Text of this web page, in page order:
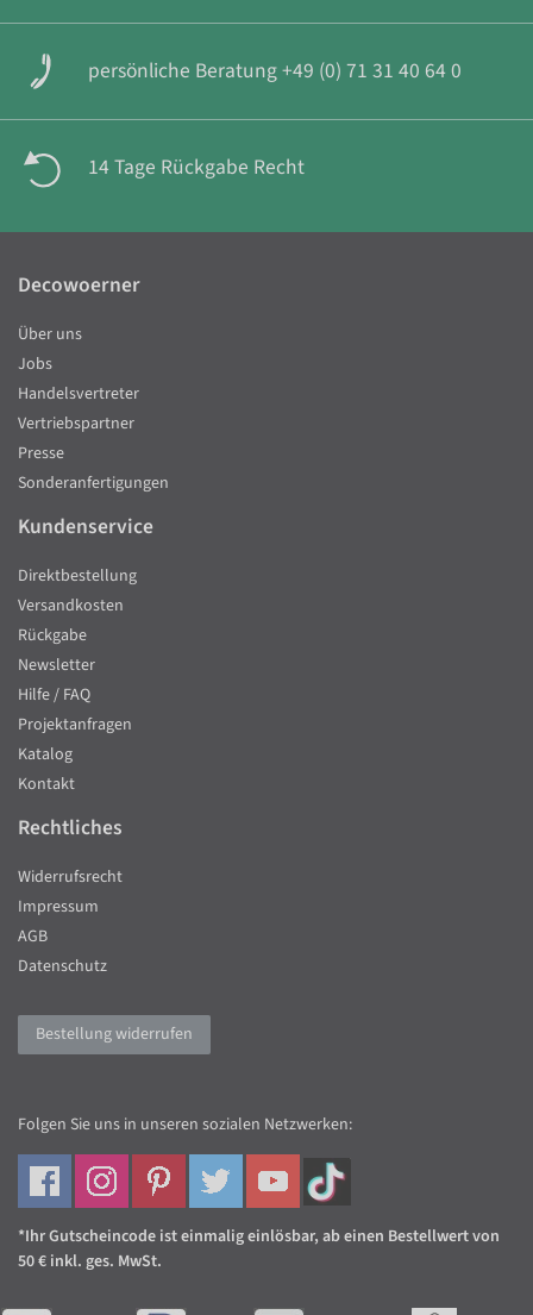
persönliche Beratung +49 (0) 71 31 40 64 0
14 Tage Rückgabe Recht
Decowoerner
Über uns
Jobs
Handelsvertreter
Vertriebspartner
Presse
Sonderanfertigungen
Kundenservice
Direktbestellung
Versandkosten
Rückgabe
Newsletter
Hilfe / FAQ
Projektanfragen
Katalog
Kontakt
Rechtliches
Widerrufsrecht
Impressum
AGB
Datenschutz
Bestellung widerrufen
Folgen Sie uns in unseren sozialen Netzwerken:
*Ihr Gutscheincode ist einmalig einlösbar, ab einen Bestellwert von
50 € inkl. ges. MwSt.